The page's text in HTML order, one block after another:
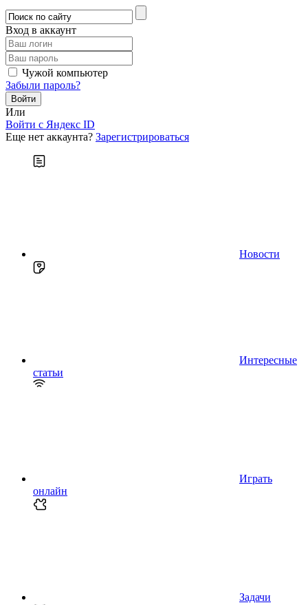
Вход в аккаунт
Чужой компьютер
Забыли пароль?
Или
Войти c Яндекс ID
Еще нет аккаунта? Зарегистрироваться
Новости
Интересные
статьи
Играть
онлайн
Задачи